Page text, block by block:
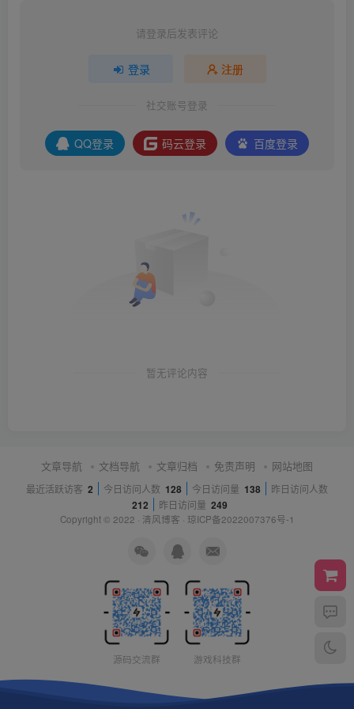
请登录后发表评论
登录 注册
社交账号登录
QQ登录 码云登录 百度登录
暂无评论内容
文章导航 文档导航 文章归档 免责声明 网站地图
最近活跃访客 2 今日访问人数 128 今日访问量 138 昨日访问人数
212 昨日访问量 249
Copyright © 2022 · 清风博客 · 琼ICP备2022007376号-1
源码交流群 游戏科技群